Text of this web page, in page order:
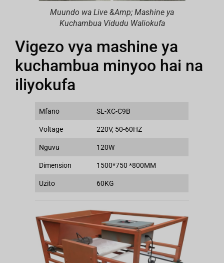
Muundo wa Live &Amp; Mashine ya
Kuchambua Vidudu Waliokufa
Vigezo vya mashine ya
kuchambua minyoo hai na
iliyokufa
Mfano SL-XC-C9B
Voltage 220V, 50-60HZ
Nguvu 120W
Dimension 1500*750 *800MM
Uzito 60KG